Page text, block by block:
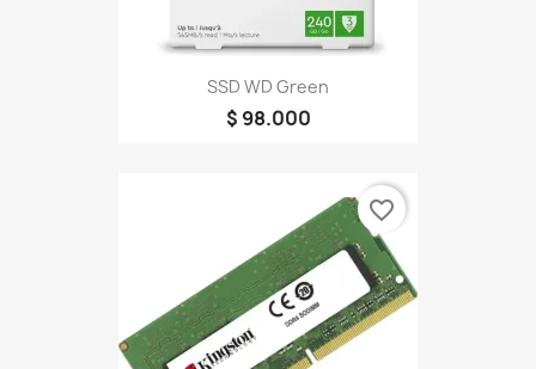
SSD WD Green
$ 98.000
favorite_border